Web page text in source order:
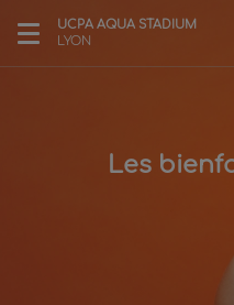
UCPA AQUA STADIUM
LYON
Les